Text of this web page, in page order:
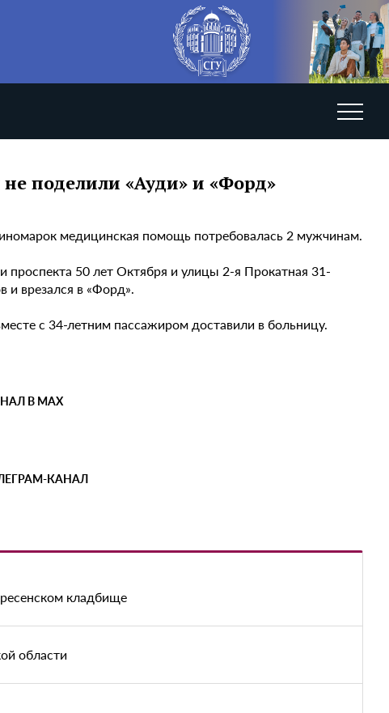
не поделили «Ауди» и «Форд»
медицинская помощь потребовалась 2 мужчинам.
проспекта 50 лет Октября и улицы 2-я Прокатная 31-
и врезался в «Форд».
с 34-летним пассажиром доставили в больницу.
В MAX
КАНАЛ
кладбище
области